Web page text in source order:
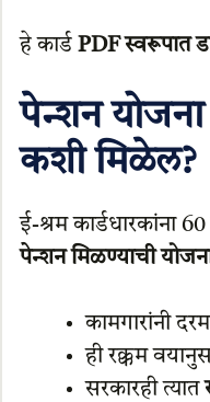
हे कार्ड PDF स्वरूपात
पेन्शन
कशी मिळेल?
ई-श्रम कार्डधारकांना
पेन्शन मिळण्याची
कामगारांनी
ही रक्कम
सरकारही त्यात